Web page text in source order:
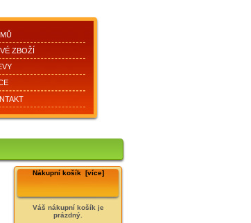
ZBOŽÍ
Nákupní košík [více]
Váš nákupní košík je
prázdný.